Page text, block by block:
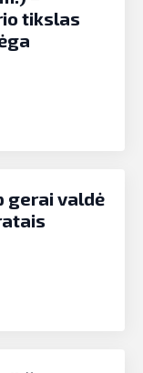
tikslas
gerai valdė